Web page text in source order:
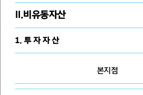
Ⅱ.비유동자산
1. 투 자 자 산
본지점